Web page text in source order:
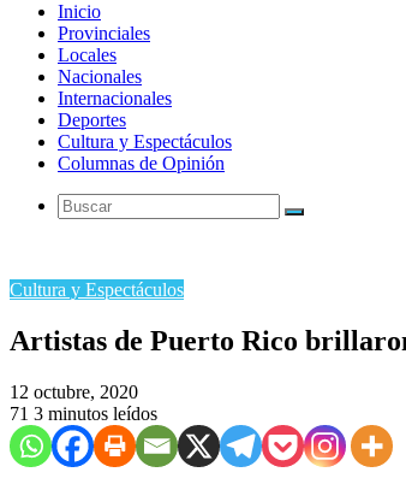
Inicio
Provinciales
Locales
Nacionales
Internacionales
Deportes
Cultura y Espectáculos
Columnas de Opinión
Buscar
Cultura y Espectáculos
Artistas de Puerto Rico
12 octubre, 2020
71 3 minutos leídos